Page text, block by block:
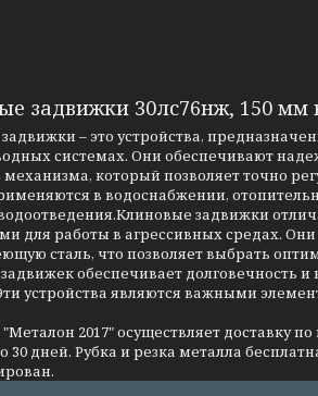
задвижки 30лс76нж, 150
– это устройства,
системах. Они обеспечивают
механизма, который позволяет точно
в водоснабжении,
задвижки
для работы в агрессивных средах.
сталь, что позволяет выбрать
обеспечивает долговечность
устройства являются важными
2017" осуществляет доставку
30 дней. Рубка и резка металла